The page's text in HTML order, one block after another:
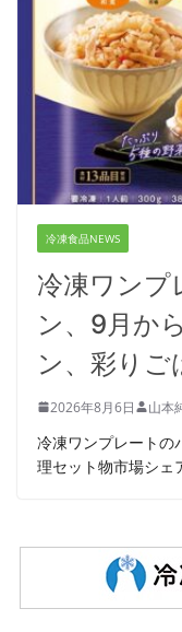
冷凍食品NEWS
冷凍ワン
ン、9月か
ン、彩りご
2026年8月6日 山本
冷凍ワンプレートの
理セット物市場シェ